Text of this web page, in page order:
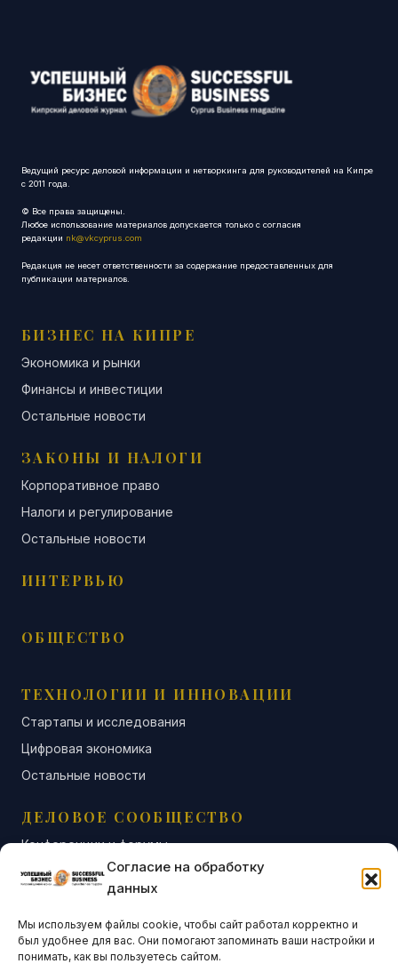
Согласие на обработку
данных
Мы используем файлы cookie, чтобы сайт работал корректно и
был удобнее для вас. Они помогают запоминать ваши настройки и
понимать, как вы пользуетесь сайтом.
Ведущий ресурс деловой информации и нетворкинга для руководителей на Кипре
с 2011 года.
© Все права защищены.
Любое использование материалов допускается только с согласия
редакции nk@vkcyprus.com
Редакция не несет ответственности за содержание предоставленных для
публикации материалов.
БИЗНЕС НА КИПРЕ
Экономика и рынки
Финансы и инвестиции
Остальные новости
ЗАКОНЫ И НАЛОГИ
Корпоративное право
Налоги и регулирование
Остальные новости
ИНТЕРВЬЮ
ОБЩЕСТВО
ТЕХНОЛОГИИ И ИННОВАЦИИ
Стартапы и исследования
Цифровая экономика
Остальные новости
ДЕЛОВОЕ СООБЩЕСТВО
Конференции и форумы
Бизнес-клубы и ассоциации
Остальные новости
АНАЛИТИКА И СТАТИСТИКА